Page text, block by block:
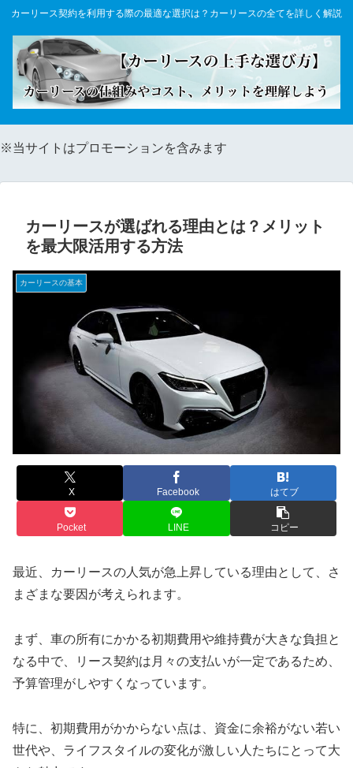
カーリース契約を利用する際の最適な選択は？カーリースの全てを詳しく解説
※当サイトはプロモーションを含みます
カーリースが選ばれる理由とは？メリット
を最大限活用する方法
カーリースの基本
X Facebook はてブ
Pocket LINE コピー
最近、カーリースの人気が急上昇している理由として、さ
まざまな要因が考えられます。
まず、車の所有にかかる初期費用や維持費が大きな負担と
なる中で、リース契約は月々の支払いが一定であるため、
予算管理がしやすくなっています。
特に、初期費用がかからない点は、資金に余裕がない若い
世代や、ライフスタイルの変化が激しい人たちにとって大